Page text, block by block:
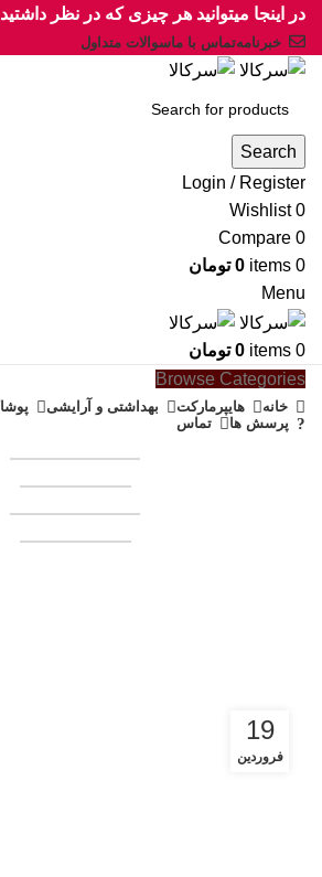
در اینجا میتوانید هر چیزی که در نظر
خبرنامهتماس با ماسوالات متداول
Search
Login / Register
0
Wishlist
0
Compare
0
items
0 تومان
Menu
0
items
0 تومان
Browse Categories
خانه هایپرمارکت بهداشتی و آرایشی
پرسش ها
تماس
19
فروردین